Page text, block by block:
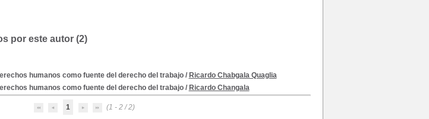
por este autor (2)
humanos como fuente del derecho del trabajo/ Ricardo Chabgala Quaglia
humanos como fuente del derecho del trabajo/ Ricardo Changala
1 (1 - 2 / 2)